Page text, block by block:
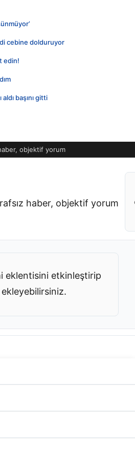
cebine dolduruyor
edin!
başını gitti
objektif yorum
haber, objektif yorum
eklentisini etkinleştirip
etkinleştirip bu